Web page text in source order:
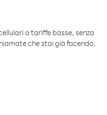
a tariffe basse, senza
che stai già facendo.